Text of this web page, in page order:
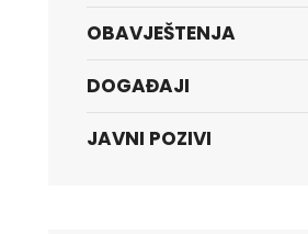
OBAVJEŠTENJA
DOGAĐAJI
JAVNI POZIVI